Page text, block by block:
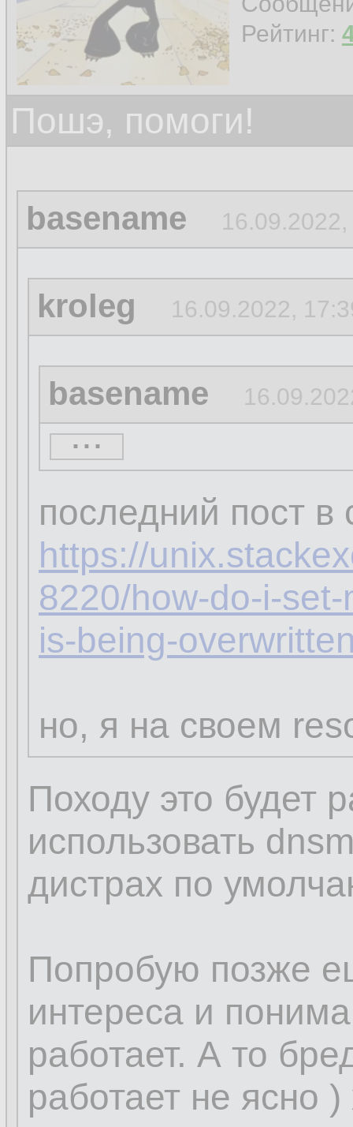
Рейтинг:
Пошэ, помоги!
basename
kroleg 16.09.2022,
basename
кстати, а ты
...
последний пост
https://
8220/how-do-i-
is-being-
но, я на своем
Походу это будет
использовать
дистрах по
Попробую позже
интереса и
работает. А то
работает не ясно